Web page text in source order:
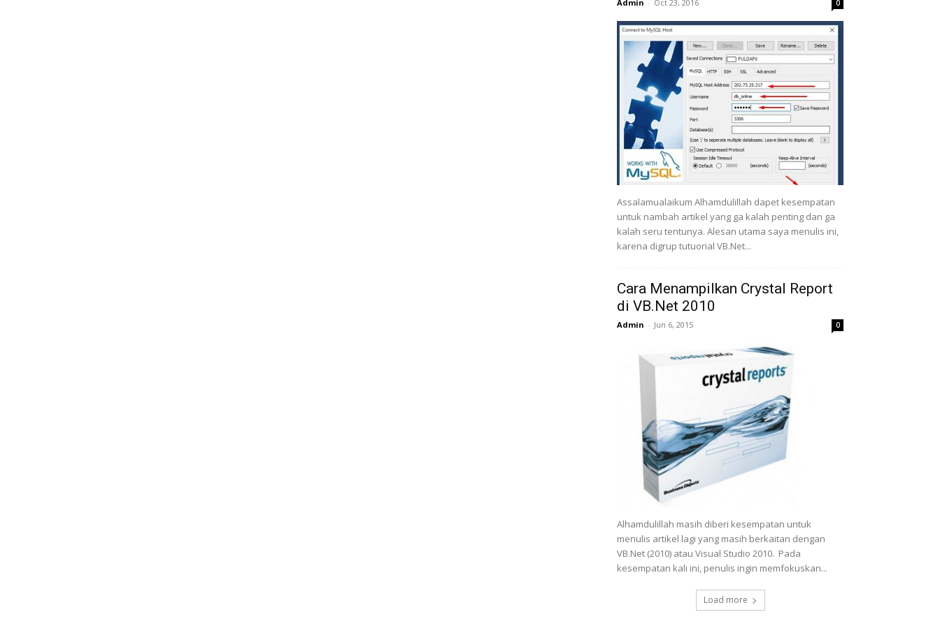
Admin - Oct 23, 2016 0
Assalamualaikum Alhamdulillah dapet kesempatan
untuk nambah artikel yang ga kalah penting dan ga
kalah seru tentunya. Alesan utama saya menulis ini,
karena digrup tutuorial VB.Net...
Cara Menampilkan Crystal Report
di VB.Net 2010
Admin - Jun 6, 2015 0
Alhamdulillah masih diberi kesempatan untuk
menulis artikel lagi yang masih berkaitan dengan
VB.Net (2010) atau Visual Studio 2010. Pada
kesempatan kali ini, penulis ingin memfokuskan...
Load more